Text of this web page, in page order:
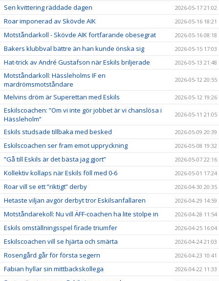
Sen kvittering räddade dagen 2026-05-17 21:02
Roar imponerad av Skövde AIK 2026-05-16 18:21
Motståndarkoll - Skövde AIK fortfarande obesegrat 2026-05-16 08:18
Bakers klubbval bättre än han kunde önska sig 2026-05-15 17:03
Hat-trick av André Gustafson när Eskils briljerade 2026-05-13 21:48
Motståndarkoll: Hässleholms IF en
mardrömsmotståndare
2026-05-12 20:55
Melvins dröm är Superettan med Eskils 2026-05-12 19:26
Eskilscoachen: ”Om vi inte gör jobbet är vi chanslösa i
Hässleholm”
2026-05-11 21:05
Eskils studsade tillbaka med besked 2026-05-09 20:39
Eskilscoachen ser fram emot uppryckning 2026-05-08 19:32
”Gå till Eskils är det bästa jag gjort” 2026-05-07 22:16
Kollektiv kollaps när Eskils föll med 0-6 2026-05-01 17:24
Roar vill se ett ”riktigt” derby 2026-04-30 20:35
Hetaste viljan avgör derbyt tror Eskilsanfallaren 2026-04-29 14:59
Motståndarekoll: Nu vill ÄFF-coachen ha lite stolpe in 2026-04-28 11:54
Eskils omställningsspel firade triumfer 2026-04-25 16:04
Eskilscoachen vill se hjärta och smärta 2026-04-24 21:03
Rosengård går för första segern 2026-04-23 10:41
Fabian hyllar sin mittbackskollega 2026-04-22 11:33